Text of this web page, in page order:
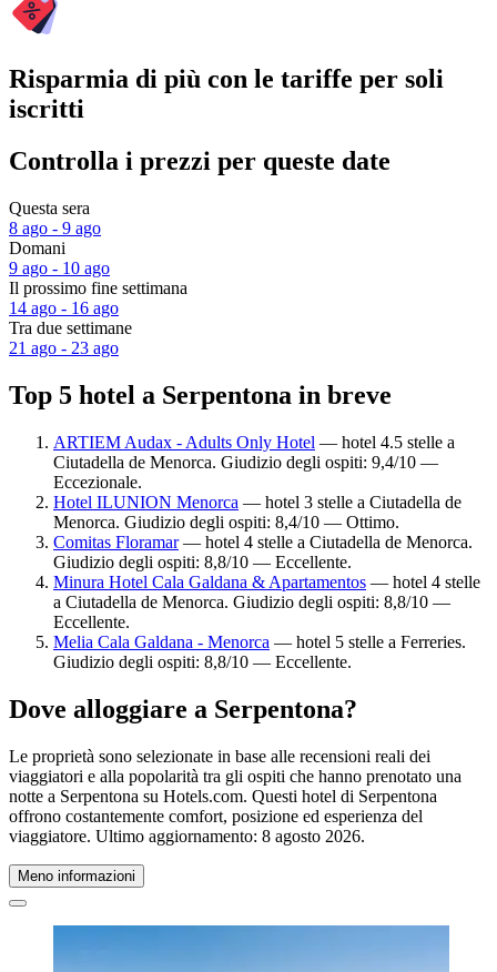
Risparmia di più con le tariffe per soli
iscritti
Controlla i prezzi per queste date
Questa sera
8 ago - 9 ago
Domani
9 ago - 10 ago
Il prossimo fine settimana
14 ago - 16 ago
Tra due settimane
21 ago - 23 ago
Top 5 hotel a Serpentona in breve
ARTIEM Audax - Adults Only Hotel — hotel 4.5 stelle a
Ciutadella de Menorca. Giudizio degli ospiti: 9,4/10 —
Eccezionale.
Hotel ILUNION Menorca — hotel 3 stelle a Ciutadella de
Menorca. Giudizio degli ospiti: 8,4/10 — Ottimo.
Comitas Floramar— hotel 4 stelle a Ciutadella de Menorca.
Giudizio degli ospiti: 8,8/10 — Eccellente.
Minura Hotel Cala Galdana & Apartamentos — hotel 4 stelle
a Ciutadella de Menorca. Giudizio degli ospiti: 8,8/10 —
Eccellente.
Melia Cala Galdana - Menorca — hotel 5 stelle a Ferreries.
Giudizio degli ospiti: 8,8/10 — Eccellente.
Dove alloggiare a Serpentona?
Le proprietà sono selezionate in base alle recensioni reali dei
viaggiatori e alla popolarità tra gli ospiti che hanno prenotato una
notte a Serpentona su Hotels.com. Questi hotel di Serpentona
offrono costantemente comfort, posizione ed esperienza del
viaggiatore. Ultimo aggiornamento: 8 agosto 2026.
Meno informazioni